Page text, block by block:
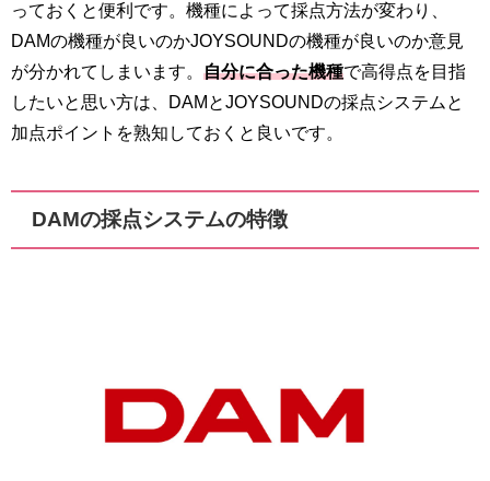
っておくと便利です。機種によって採点方法が変わり、
DAMの機種が良いのかJOYSOUNDの機種が良いのか意見
が分かれてしまいます。 自分に合った機種で高得点を目指
したいと思い方は、DAMとJOYSOUNDの採点システムと
加点ポイントを熟知しておくと良いです。
DAMの採点システムの特徴